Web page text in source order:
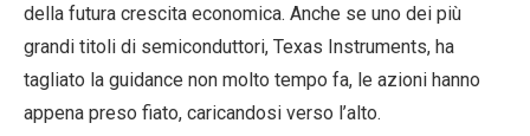
della futura crescita economica. Anche se uno dei più
grandi titoli di semiconduttori, Texas Instruments, ha
tagliato la guidance non molto tempo fa, le azioni hanno
appena preso fiato, caricandosi verso l’alto.